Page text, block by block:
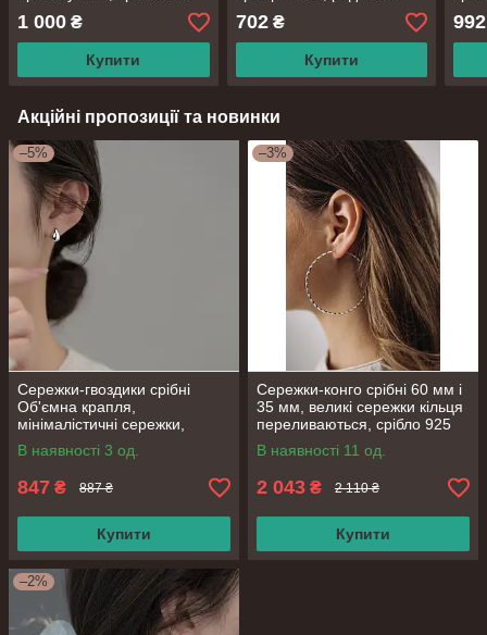
проби
1 000 ₴
Купити
позолота, срібло 925
проби
702₴
Купити
992
Акційні пропозиції та новинки
–5%
Сережки-гвоздики срібні
Об'ємна крапля,
мінімалістичні сережки,
срібло 925 проби
В наявності 3 од.
847 ₴ 887 ₴
Купити
–3%
Сережки-конго срібні 60 мм і
35 мм, великі сережки кільця
переливаються, срібло 925
проби
В наявності 11 од.
2 043 ₴ 2 110 ₴
Купити
–2%